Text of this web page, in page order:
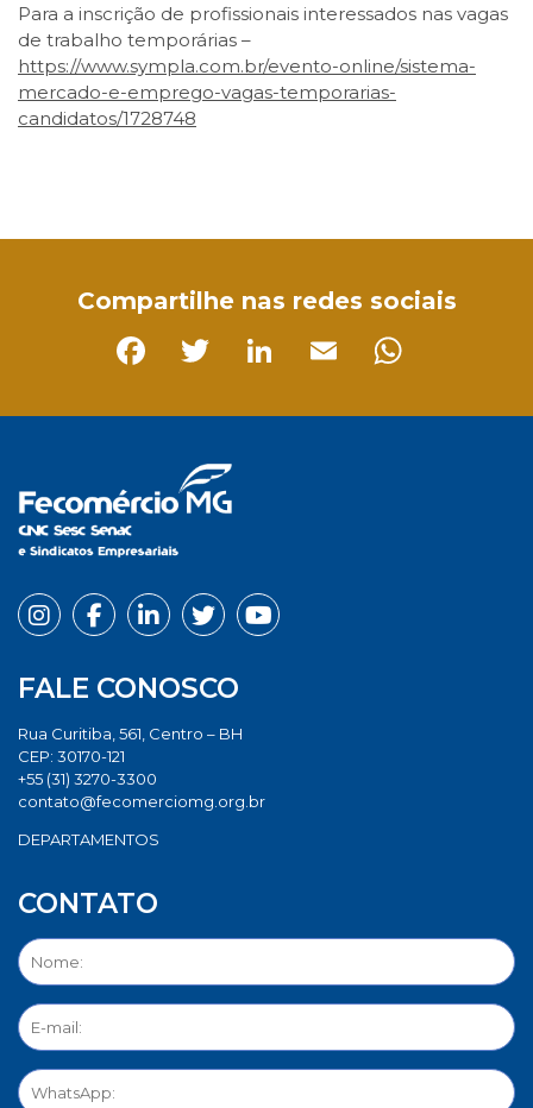
Para a inscrição de profissionais interessados nas vagas
de trabalho temporárias –
https://www.sympla.com.br/evento-online/sistema-
mercado-e-emprego-vagas-temporarias-
candidatos/1728748
Compartilhe nas redes sociais
FALE CONOSCO
Rua Curitiba, 561, Centro – BH
CEP: 30170-121
+55 (31) 3270-3300
contato@fecomerciomg.org.br
DEPARTAMENTOS
CONTATO